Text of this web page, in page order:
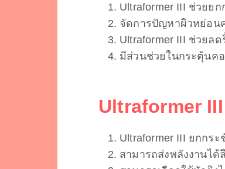
Ultraformer III ช่วยย
จัดการปัญหาผิวหย่อน
Ultraformer III ช่วยล
มีส่วนช่วยในกระตุ้นค
Ultraformer
Ultraformer III ยกกร
สามารถส่งพลังงานได้